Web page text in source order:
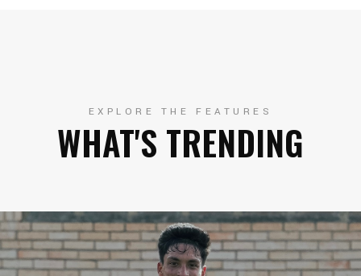
EXPLORE THE FEATURES
WHAT'S TRENDING